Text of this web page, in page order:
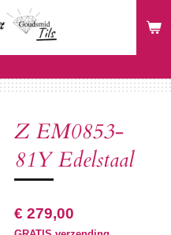
Z EM0853-
81Y Edelstaal
€ 279,00